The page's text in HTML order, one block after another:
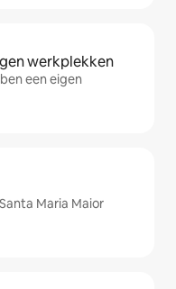
werkplekken
een eigen
Maria Maior